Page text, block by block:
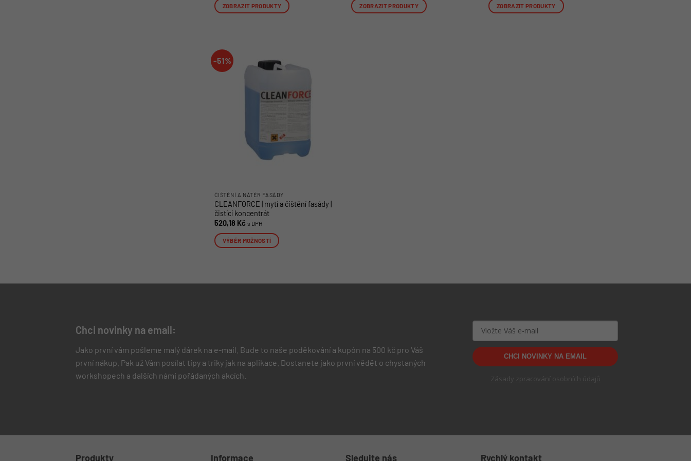
ZOBRAZIT PRODUKTY ZOBRAZIT PRODUKTY ZOBRAZIT PRODUKTY
-51%
ČIŠTĚNÍ A NÁTĚR FASÁDY
CLEANFORCE | mytí a čištění fasády |
čistící koncentrát
520,18 Kč s DPH
VÝBĚR MOŽNOSTÍ
na
stránce
produktu
Chci novinky na email:
Jako první vám pošleme malý dárek na e-mail. Bude to naše poděkování a kupón na 500 kč pro Váš
první nákup. Pak už Vám posílat tipy a triky jak na aplikace. Dostanete jako první vědět o chystaných
workshopech a dalších námi pořádaných akcích.
CHCI NOVINKY NA EMAIL
Zásady zpracování osobních údajů
Produkty Informace Sledujte nás Rychlý kontakt